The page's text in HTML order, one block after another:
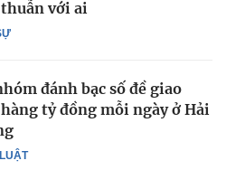
với ai
đánh bạc số đề giao
tỷ đồng mỗi ngày ở Hải